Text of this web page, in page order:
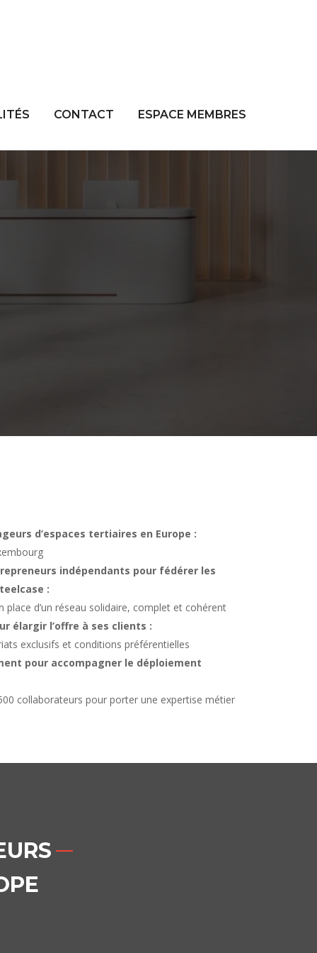
CONTACT ESPACE MEMBRES
d’espaces tertiaires en Europe :
indépendants pour fédérer les
:
d’un réseau solidaire, complet et cohérent
élargir l’offre à ses clients :
exclusifs et conditions préférentielles
pour accompagner le déploiement
collaborateurs pour porter une expertise métier